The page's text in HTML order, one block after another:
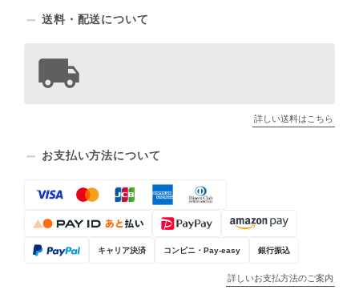
送料・配送について
詳しい送料はこちら
お支払い方法について
キャリア決済 コンビニ・Pay-easy 銀行振込
詳しいお支払方法のご案内